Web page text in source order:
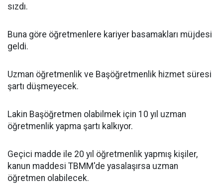
sızdı.
Buna göre öğretmenlere kariyer basamakları müjdesi
geldi.
Uzman öğretmenlik ve Başöğretmenlik hizmet süresi
şartı düşmeyecek.
Lakin Başöğretmen olabilmek için 10 yıl uzman
öğretmenlik yapma şartı kalkıyor.
Geçici madde ile 20 yıl öğretmenlik yapmış kişiler,
kanun maddesi TBMM'de yasalaşırsa uzman
öğretmen olabilecek.